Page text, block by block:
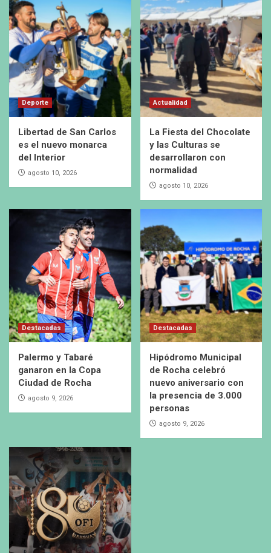
Deporte
Libertad de San Carlos
es el nuevo monarca
del Interior
agosto 10, 2026
Actualidad
La Fiesta del Chocolate
y las Culturas se
desarrollaron con
normalidad
agosto 10, 2026
Destacadas
Palermo y Tabaré
ganaron en la Copa
Ciudad de Rocha
agosto 9, 2026
Destacadas
Hipódromo Municipal
de Rocha celebró
nuevo aniversario con
la presencia de 3.000
personas
agosto 9, 2026